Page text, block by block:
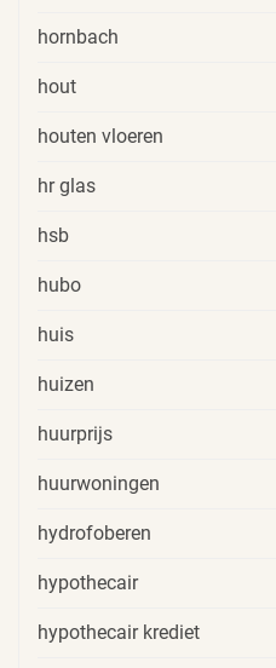
hornbach
hout
houten vloeren
hr glas
hsb
hubo
huis
huizen
huurprijs
huurwoningen
hydrofoberen
hypothecair
hypothecair krediet